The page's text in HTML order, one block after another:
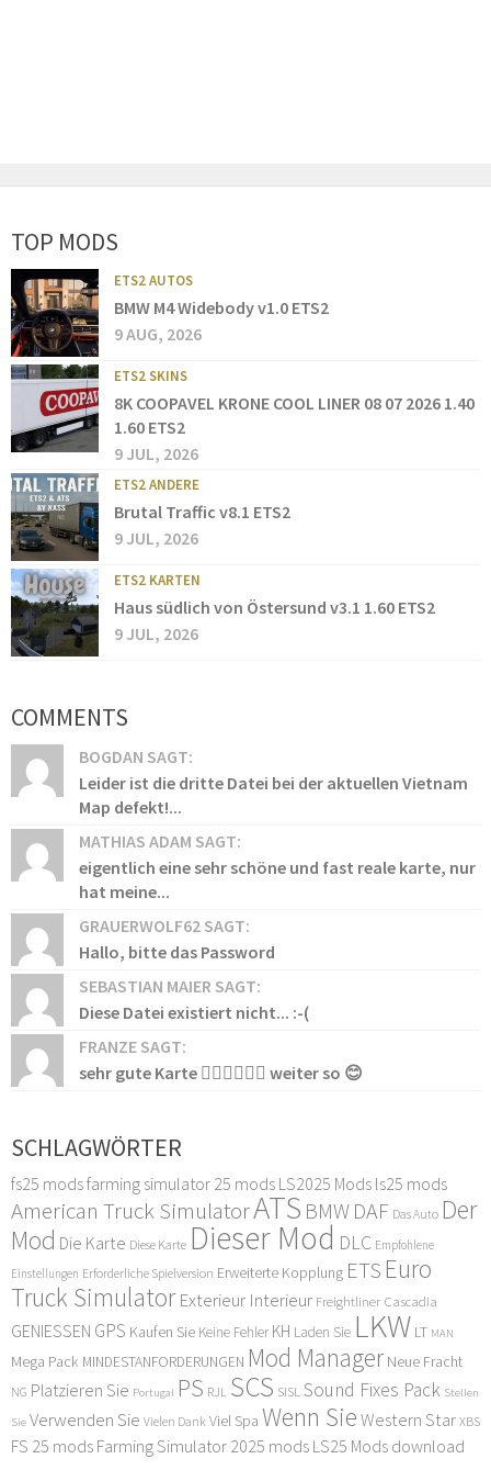
TOP MODS
ETS2 AUTOS
BMW M4 Widebody v1.0 ETS2
9 AUG, 2026
ETS2 SKINS
8K COOPAVEL KRONE COOL LINER 08 07 2026 1.40
1.60 ETS2
9 JUL, 2026
ETS2 ANDERE
Brutal Traffic v8.1 ETS2
9 JUL, 2026
ETS2 KARTEN
Haus südlich von Östersund v3.1 1.60 ETS2
9 JUL, 2026
COMMENTS
BOGDAN SAGT:
Leider ist die dritte Datei bei der aktuellen Vietnam
Map defekt!...
MATHIAS ADAM SAGT:
eigentlich eine sehr schöne und fast reale karte, nur
hat meine...
GRAUERWOLF62 SAGT:
Hallo, bitte das Password
SEBASTIAN MAIER SAGT:
Diese Datei existiert nicht... :-(
FRANZE SAGT:
sehr gute Karte 👍🏻👍🏻👍🏻 weiter so 😊
SCHLAGWÖRTER
fs25 modsfarming simulator 25 mods LS2025 Mods ls25 mods
American Truck SimulatorATS BMW DAF Das Auto Der
Mod Die Karte Diese Karte Dieser Mod DLC Empfohlene
Einstellungen Erforderliche Spielversion Erweiterte Kopplung ETS Euro
Truck Simulator Exterieur Interieur Freightliner Cascadia
GENIESSEN GPS Kaufen Sie Keine Fehler KH Laden Sie LKW LT MAN
Mega Pack MINDESTANFORDERUNGEN Mod Manager Neue Fracht
NG Platzieren Sie Portugal PS RJL SCS SISLSound Fixes Pack Stellen
Sie Verwenden Sie Vielen Dank Viel Spa Wenn Sie Western Star XBS
FS 25 mods Farming Simulator 2025 mods LS25 Mods download